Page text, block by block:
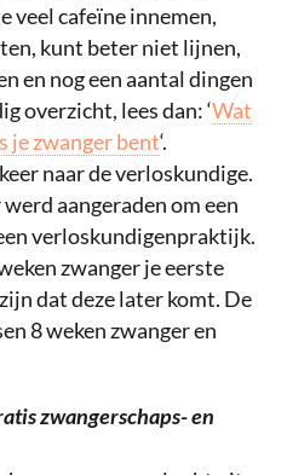
veel cafeïne innemen,
kunt beter niet lijnen,
en nog een aantal dingen
overzicht, lees dan: ‘Wat
je zwanger bent‘.
naar de verloskundige.
aangeraden om een
verloskundigenpraktijk.
zwanger je eerste
dat deze later komt. De
8 weken zwanger en
zwangerschaps- en